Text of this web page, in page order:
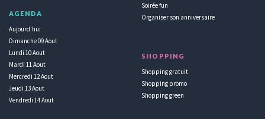
AGENDA
Aujourd'hui
Dimanche 09 Aout
Lundi 10 Aout
Mardi 11 Aout
Mercredi 12 Aout
Jeudi 13 Aout
Vendredi 14 Aout
Soirée fun
Organiser son anniversaire
SHOPPING
Shopping gratuit
Shopping promo
Shopping green